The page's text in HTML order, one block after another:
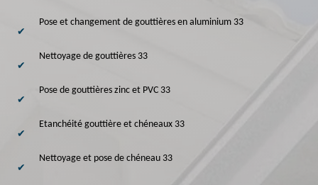
Pose et changement de gouttières en aluminium 33
Nettoyage de gouttières 33
Pose de gouttières zinc et PVC 33
Etanchéité gouttière et chéneaux 33
Nettoyage et pose de chéneau 33